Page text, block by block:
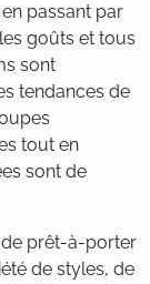
passant par
goûts et tous
sont
tendances de
tout en
sont de
de prêt-à-porter
de styles, de